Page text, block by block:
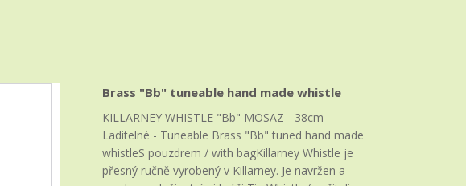
Brass "Bb" tuneable hand made whistle
KILLARNEY WHISTLE "Bb" MOSAZ - 38cm
Laditelné - Tuneable Brass "Bb" tuned hand made
whistleS pouzdrem / with bagKillarney Whistle je
přesný ručně vyrobený v Killarney. Je navržen a